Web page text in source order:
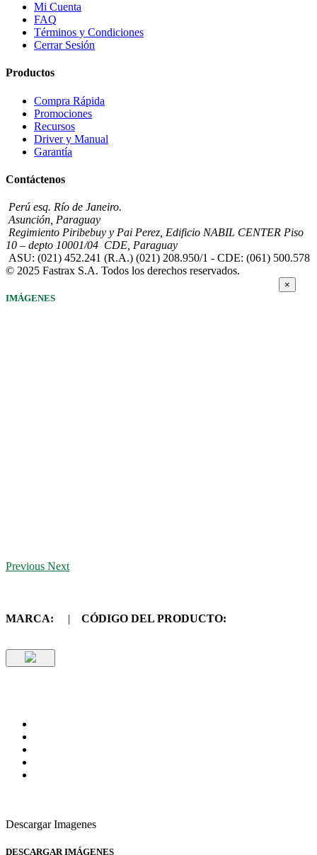
Mi Cuenta
FAQ
Términos y Condiciones
Cerrar Sesión
Productos
Compra Rápida
Promociones
Recursos
Driver y Manual
Garantía
Contáctenos
Perú esq. Río de Janeiro.
Asunción, Paraguay
Regimiento Piribebuy y Pai Perez, Edificio NABIL CENTER Piso
10 – depto 10001/04 CDE, Paraguay
ASU: (021) 452.241 (R.A.) (021) 208.950/1 - CDE: (061) 500.578
© 2025 Fastrax S.A. Todos los derechos reservados.
IMÁGENES
×
Previous Next
MARCA: | CÓDIGO DEL PRODUCTO:
Descargar Imagenes
DESCARGAR IMÁGENES